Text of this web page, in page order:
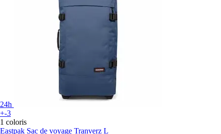
24h
+-3
1 coloris
Eastpak Sac de voyage Tranverz L